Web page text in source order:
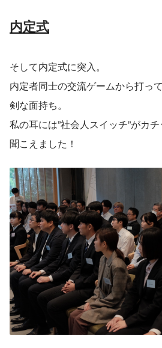
内定式
そして内定式に突入。
内定者同士の交流ゲームから打っ
剣な面持ち。
私の耳には”社会人スイッチ”がカ
聞こえました！